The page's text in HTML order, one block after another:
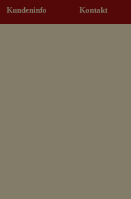
Menü überspringen
▼
Kundeninfo ▼
Kontakt